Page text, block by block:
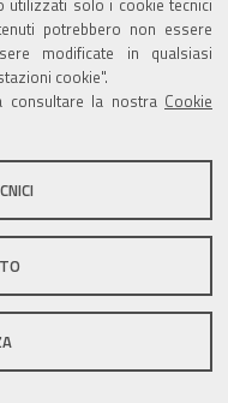
potrebbero non essere
modificate in qualsiasi
cookie".
consultare la nostra Cookie
Predosa